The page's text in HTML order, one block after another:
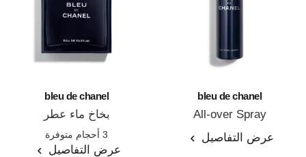
bleu de chanel
All-over Spray
عرض التفاصيل
bleu de chanel
بخاخ ماء عطر
3 أحجام متوفرة
عرض التفاصيل